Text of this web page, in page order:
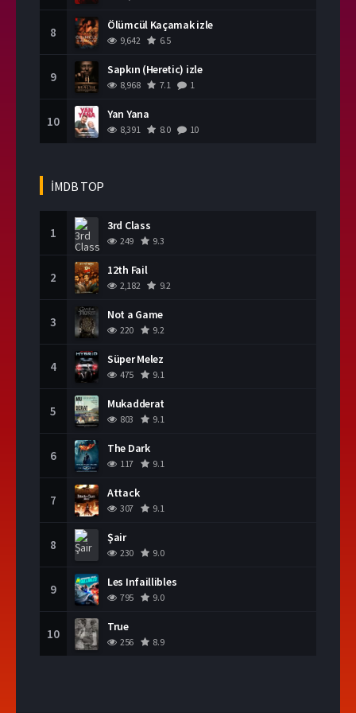
8 Ölümcül Kaçamak izle
9,642 6.5
9 Sapkın (Heretic) izle
8,968 7.1 1
10 Yan Yana
8,391 8.0 10
İMDB TOP
1 3rd Class
249 9.3
2 12th Fail
2,182 9.2
3 Not a Game
220 9.2
4 Süper Melez
475 9.1
5 Mukadderat
803 9.1
6 The Dark
117 9.1
7 Attack
307 9.1
8 Şair
230 9.0
9 Les Infaillibles
795 9.0
10 True
256 8.9